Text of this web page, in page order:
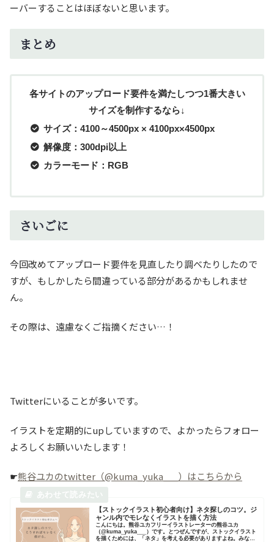
ーバーすることはほぼないと思います。
まとめ
各サイトのアップロード要件を満たしつつ1番大きい
サイズを制作するなら↓
サイズ：4100～4500px × 4100px×4500px
解像度：300dpi以上
カラーモード：RGB
さいごに
今回改めてアップロード要件を見直したり調べたりしたので
すが、もしかしたら間違っている部分があるかもしれませ
ん。
その際は、遠慮なくご指摘ください…！
Twitterにいることが多いです。
イラストを定期的にupしていますので、よかったらフォロー
よろしくお願いいたします！
☛熊谷ユカのtwitter（@kuma_yuka___）はこちらから
【ストックイラスト初心者向け】ネタ探しのコツ。ジ
ャンル内でモレなくイラストを描く方法
こんにちは。熊谷ユカフリーイラストレーターの熊谷ユカ
（@kuma_yuka___）です。とつぜんですが、ストックイラスト
を描くためには、「ネタ」を考える必要がありますよね。みなさ